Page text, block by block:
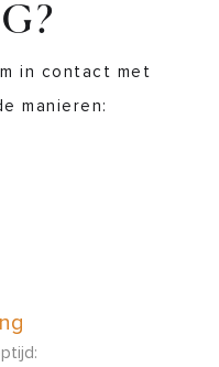
in contact met
manieren: